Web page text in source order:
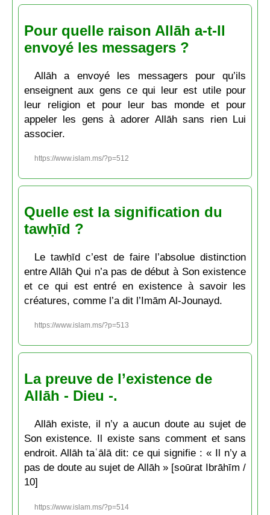
Pour quelle raison Allāh a-t-Il
envoyé les messagers ?
Allāh a envoyé les messagers pour qu’ils
enseignent aux gens ce qui leur est utile pour
leur religion et pour leur bas monde et pour
appeler les gens à adorer Allāh sans rien Lui
associer.
https://www.islam.ms/?p=512
Quelle est la signification du
tawḥīd ?
Le tawḥīd c’est de faire l’absolue distinction
entre Allāh Qui n’a pas de début à Son existence
et ce qui est entré en existence à savoir les
créatures, comme l’a dit l’Imām Al-Jounayd.
https://www.islam.ms/?p=513
La preuve de l’existence de
Allāh - Dieu -.
Allāh existe, il n’y a aucun doute au sujet de
Son existence. Il existe sans comment et sans
endroit. Allāh taʿālā dit: ce qui signifie : « Il n’y a
pas de doute au sujet de Allāh » [soūrat Ibrāhīm /
10]
https://www.islam.ms/?p=514